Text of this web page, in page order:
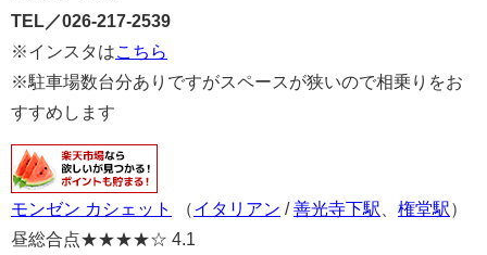
TEL／026-217-2539
※インスタは こちら
※駐車場数台分ありですがスペースが狭いので相乗りをお
すすめします
モンゼン カシェット （イタリアン /善光寺下駅 権堂駅）
昼総合点★★★★☆ 4.1